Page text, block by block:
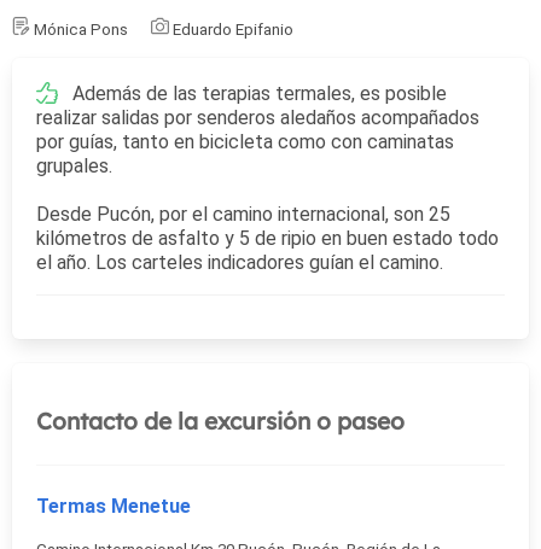
Mónica Pons Eduardo Epifanio
Además de las terapias termales, es posible
realizar salidas por senderos aledaños acompañados
por guías, tanto en bicicleta como con caminatas
grupales.
Desde Pucón, por el camino internacional, son 25
kilómetros de asfalto y 5 de ripio en buen estado todo
el año. Los carteles indicadores guían el camino.
Contacto de la excursión o paseo
Termas Menetue